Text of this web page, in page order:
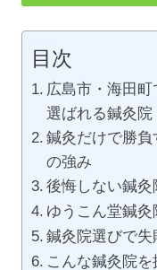
目次
広島市・海田
選ばれる鍼灸院
鍼灸だけで勝負
の強み
後悔しない鍼灸
ゆうこん堂鍼灸
鍼灸院選びで
こんな鍼灸院